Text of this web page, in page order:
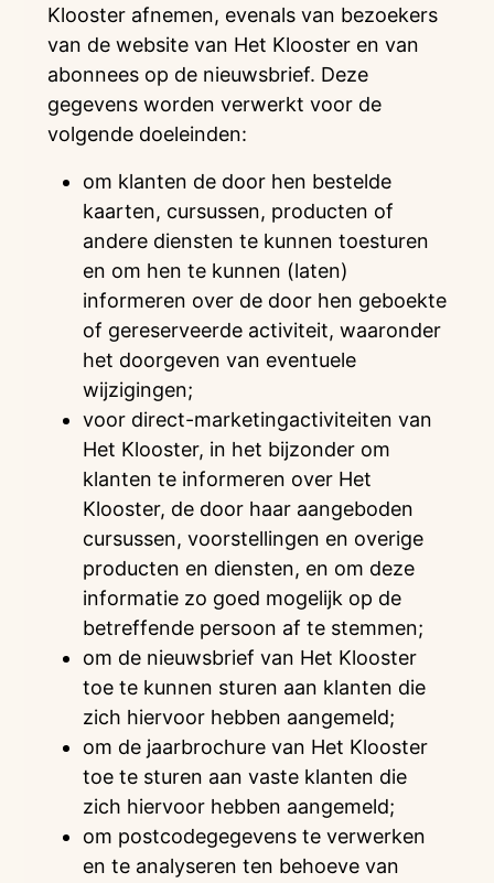
Klooster afnemen, evenals van bezoekers
van de website van Het Klooster en van
abonnees op de nieuwsbrief. Deze
gegevens worden verwerkt voor de
volgende doeleinden:
om klanten de door hen bestelde
kaarten, cursussen, producten of
andere diensten te kunnen toesturen
en om hen te kunnen (laten)
informeren over de door hen geboekte
of gereserveerde activiteit, waaronder
het doorgeven van eventuele
wijzigingen;
voor direct-marketingactiviteiten van
Het Klooster, in het bijzonder om
klanten te informeren over Het
Klooster, de door haar aangeboden
cursussen, voorstellingen en overige
producten en diensten, en om deze
informatie zo goed mogelijk op de
betreffende persoon af te stemmen;
om de nieuwsbrief van Het Klooster
toe te kunnen sturen aan klanten die
zich hiervoor hebben aangemeld;
om de jaarbrochure van Het Klooster
toe te sturen aan vaste klanten die
zich hiervoor hebben aangemeld;
om postcodegegevens te verwerken
en te analyseren ten behoeve van